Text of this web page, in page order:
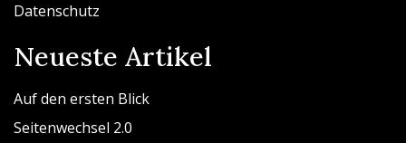
Datenschutz
Neueste Artikel
Auf den ersten Blick
Seitenwechsel 2.0